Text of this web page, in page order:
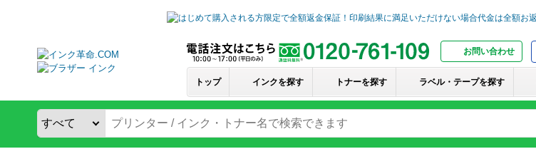
お問い合わせ
トップ インクを探す トナーを探す ラベル・テープを探す